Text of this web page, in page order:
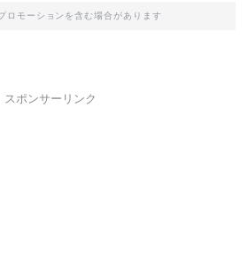
ロモーションを含む場合があります
スポンサーリンク